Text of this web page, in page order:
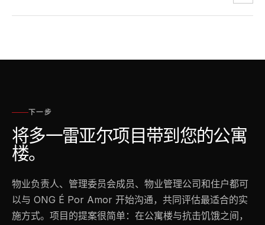
下一步
将多一雷亚尔项目带到您的公寓
楼。
物业负责人、管理委员会成员、物业管理公司和住户都可
以与 ONG É Por Amor 开始沟通，共同评估最适合的实
施方式。项目的提案很简单：在公寓楼与抗击饥饿之间，